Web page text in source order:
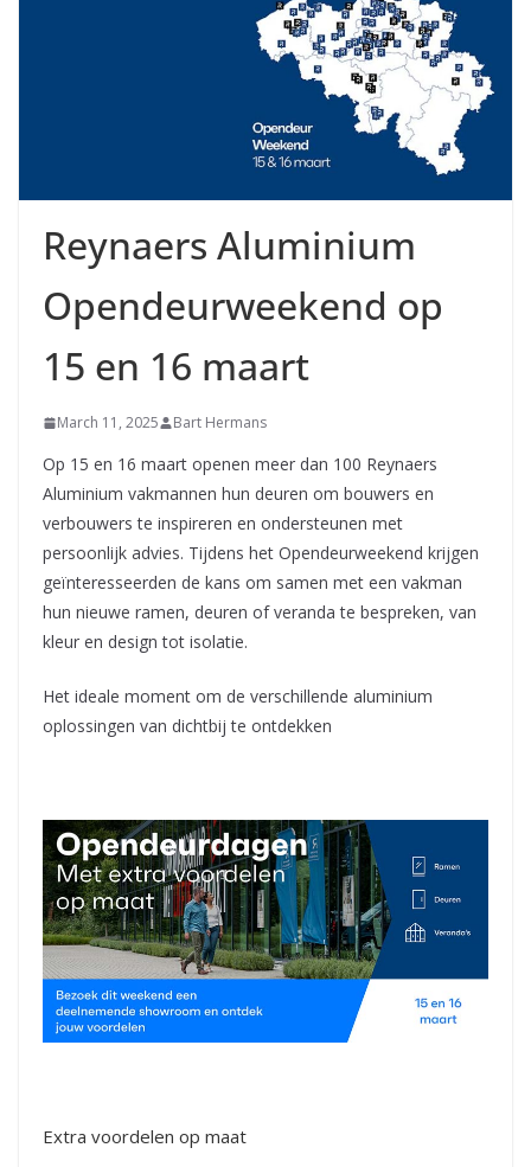
Reynaers Aluminium
Opendeurweekend op
15 en 16 maart
March 11, 2025 Bart Hermans
Op 15 en 16 maart openen meer dan 100 Reynaers
Aluminium vakmannen hun deuren om bouwers en
verbouwers te inspireren en ondersteunen met
persoonlijk advies. Tijdens het Opendeurweekend krijgen
geïnteresseerden de kans om samen met een vakman
hun nieuwe ramen, deuren of veranda te bespreken, van
kleur en design tot isolatie.
Het ideale moment om de verschillende aluminium
oplossingen van dichtbij te ontdekken
Extra voordelen op maat